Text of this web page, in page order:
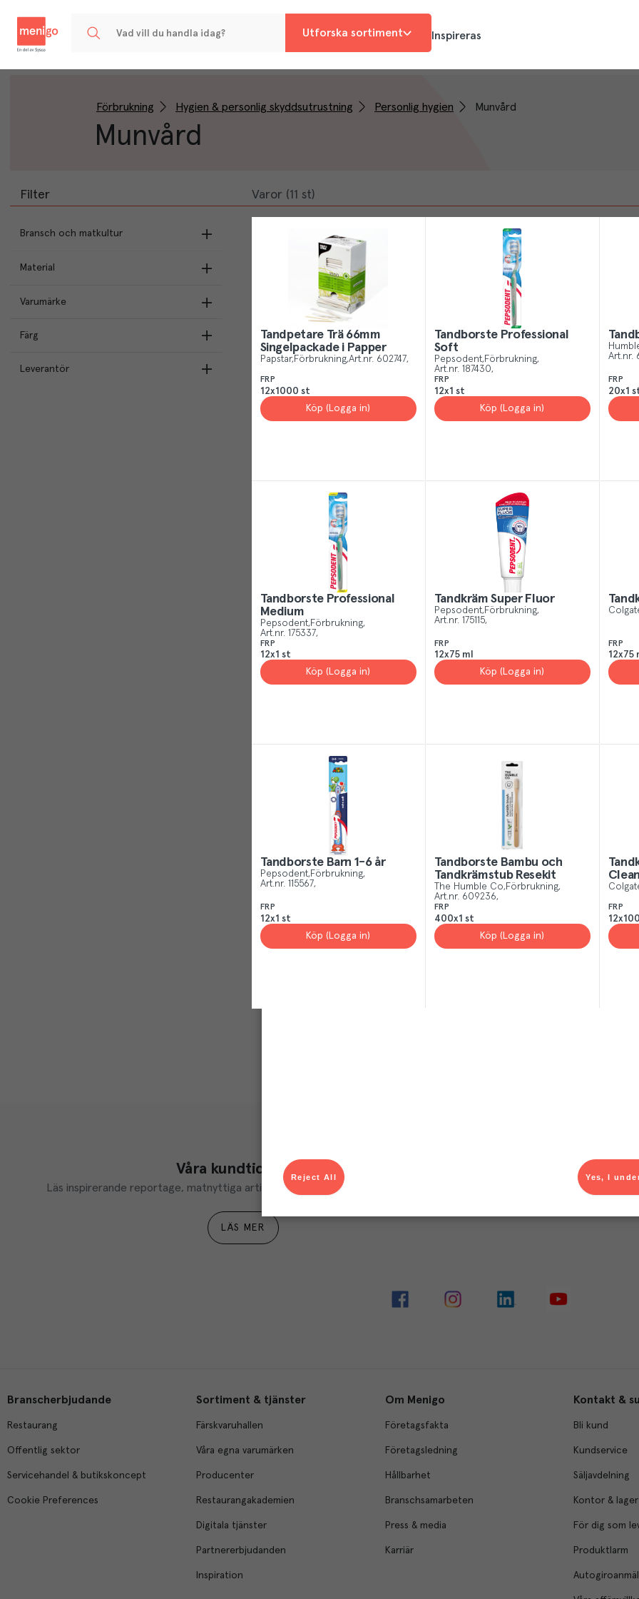
Utforska sortiment Inspireras
Förbrukning Hygien & personlig skyddsutrustning Personlig hygien Munvård
Munvård
Varor (11 st)
Tandpetare Trä 66mm
Singelpackade i Papper
Papstar Förbrukning Art.nr. 602747
FRP
12x1000 st
Köp (Logga in)
Tandborste Professional
Soft
Pepsodent Förbrukning
Art.nr. 187430
FRP
12x1 st
Köp (Logga in)
Art.nr.
FRP
20x1
Tandborste Professional
Medium
Pepsodent Förbrukning
Art.nr. 175337
FRP
12x1 st
Köp (Logga in)
Tandkräm Super Fluor
Pepsodent Förbrukning
Art.nr. 175115
FRP
12x75 ml
Köp (Logga in)
FRP
12x75
Tandborste Barn 1-6 år
Pepsodent Förbrukning
Art.nr. 115567
FRP
12x1 st
Köp (Logga in)
Tandborste Bambu och
Tandkrämstub Resekit
The Humble Co Förbrukning
Art.nr. 609236
FRP
400x1 st
Köp (Logga in)
Clean
FRP
Filter
Bransch och matkultur
Material
Trä (1)
1)
Naturmaterial 1)
Varumärke
(1)
3)
Färg
Natur 2)
Leverantör
Våra kundtidningar
Läs inspirerande reportage, matnyttiga artiklar och ta del av aktuella kampanjer.
LÄS MER
Du som är Menigo-
Branscherbjudande
Restaurang
Offentlig sektor
Servicehandel & butikskoncept
Cookie Preferences
Sortiment & tjänster
Färskvaruhallen
Våra egna varumärken
Producenter
Restaurangakademien
Digitala tjänster
Partnererbjudanden
Inspiration
Om Menigo
Företagsfakta
Företagsledning
Hållbarhet
Branschsamarbeten
Press & media
Karriär
Kontakt &
Bli kund
Kundservice
Säljavdelning
Kontor & lager
För dig som
Produktlarm
Yes, I
Reject All